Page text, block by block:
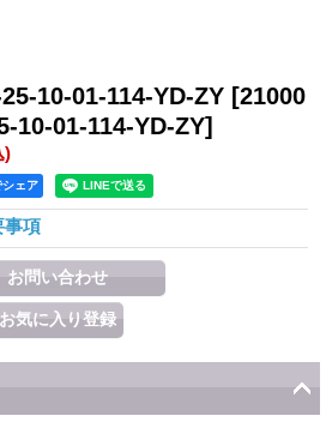
10-01-114-YD-ZY [21000
10-01-114-YD-ZY]
)
ェア
事項